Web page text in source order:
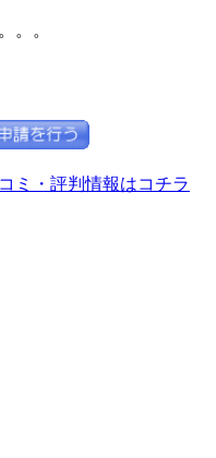
。。
ミ・評判情報はコチラ